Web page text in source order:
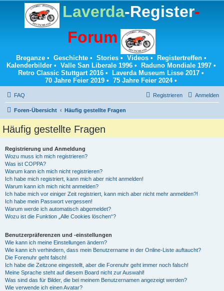
Laverda-Register-
Forum
Breganze• Geschichte• Stories• Videos• Registertreffen•
Kalenderbilder• Valle San Liberale 1996• Raduno Mondiale 1997•
Retro Classic Stuttgart 2016 • Laverda Museum Lisse 2017 •
70 Jahre Feier 2019 • 75 Jahre Feier 2024•
FAQ Anmelden
Registrieren
Foren-Übersicht Häufig gestellte Fragen
Häufig gestellte Fragen
Registrierung und Anmeldung
Wozu muss ich mich registrieren?
Was ist COPPA?
Warum kann ich mich nicht registrieren?
Ich habe mich registriert, kann mich aber nicht anmelden!
Warum kann ich mich nicht anmelden?
Ich habe mich vor einiger Zeit registriert, kann mich aber nicht mehr anmelden?!
Ich habe mein Passwort vergessen!
Warum werde ich automatisch abgemeldet?
Wozu ist die Funktion „Alle Cookies löschen“?
Benutzerpräferenzen und -einstellungen
Wie kann ich meine Einstellungen ändern?
Wie kann ich verhindern, dass mein Benutzername in der Online-Liste auftaucht?
Die Forenuhr geht falsch!
Ich habe die Zeitzone eingestellt, aber die Forenuhr geht immer noch falsch!
Meine Sprache steht auf diesem Board nicht zur Auswahl!
Was sind das für Bilder, die bei meinem Benutzernamen angezeigt werden?
Wie verwende ich einen Avatar?